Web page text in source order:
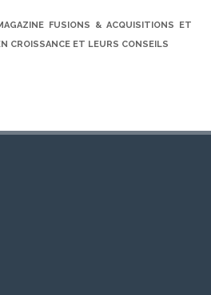
FUSIONS & ACQUISITIONS ET
CROISSANCE ET LEURS CONSEILS